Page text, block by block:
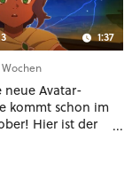
1:37
neue Avatar-
kommt schon im
Hier ist der